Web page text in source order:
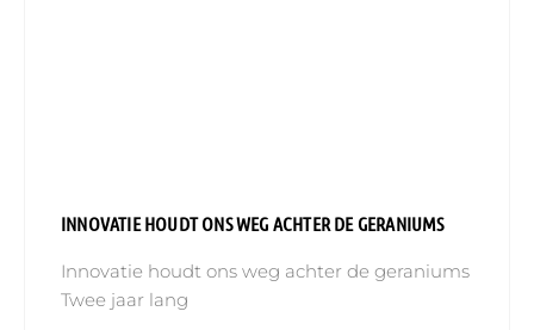
INNOVATIE HOUDT ONS WEG ACHTER DE GERANIUMS
Innovatie houdt ons weg achter de geraniums
Twee jaar lang